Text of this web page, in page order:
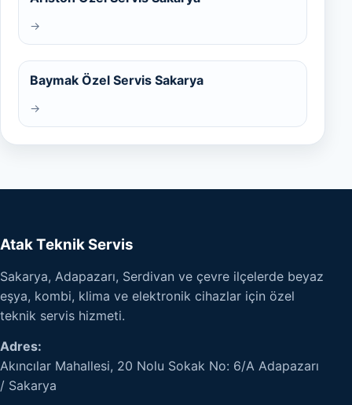
→
Baymak Özel Servis Sakarya
→
Atak Teknik Servis
Sakarya, Adapazarı, Serdivan ve çevre ilçelerde beyaz
eşya, kombi, klima ve elektronik cihazlar için özel
teknik servis hizmeti.
Adres:
Akıncılar Mahallesi, 20 Nolu Sokak No: 6/A Adapazarı
/ Sakarya